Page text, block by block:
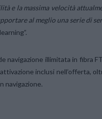
e la massima velocità
al meglio una serie di
navigazione illimitata in fibra
inclusi nell’offerta,
navigazione.